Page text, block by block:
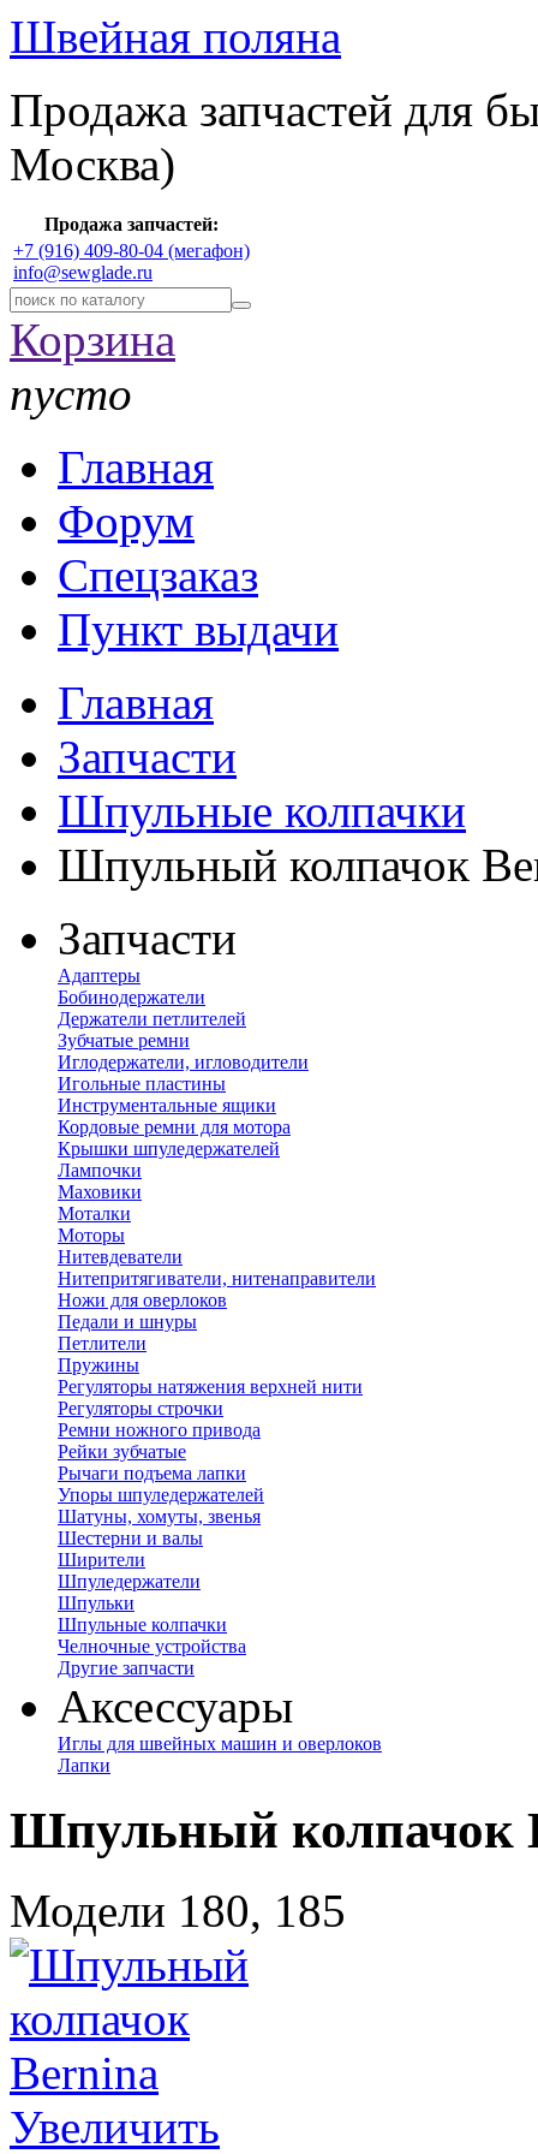
Швейная поляна
Продажа запчастей для
Москва)
Продажа запчастей:
+7 (916) 409-80-04 (мегафон)
info@sewglade.ru
Корзина
пусто
Главная
Форум
Спецзаказ
Пункт выдачи
Главная
Запчасти
Шпульные колпачки
Шпульный колпачок
Запчасти
Адаптеры
Бобинодержатели
Держатели петлителей
Зубчатые ремни
Иглодержатели, игловодители
Игольные пластины
Инструментальные ящики
Кордовые ремни для мотора
Крышки шпуледержателей
Лампочки
Маховики
Моталки
Моторы
Нитевдеватели
Нитепритягиватели, нитенаправители
Ножи для оверлоков
Педали и шнуры
Петлители
Пружины
Регуляторы натяжения верхней нити
Регуляторы строчки
Ремни ножного привода
Рейки зубчатые
Рычаги подъема лапки
Упоры шпуледержателей
Шатуны, хомуты, звенья
Шестерни и валы
Ширители
Шпуледержатели
Шпульки
Шпульные колпачки
Челночные устройства
Другие запчасти
Аксессуары
Иглы для швейных машин и оверлоков
Лапки
Шпульный колпачок
Модели 180, 185
Увеличить